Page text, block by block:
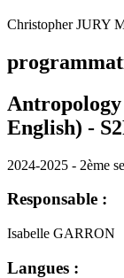
Christopher JURY
English) -
2024-2025 - 2ème
Responsable :
Isabelle GARRON
Langues :